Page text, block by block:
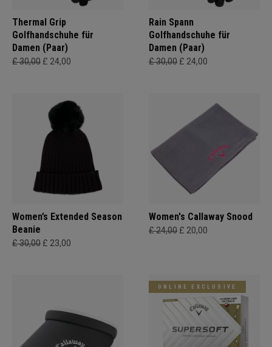
Thermal Grip
Golfhandschuhe für
Damen (Paar)
£ 30,00 £ 24,00
Rain Spann
Golfhandschuhe für
Damen (Paar)
£ 30,00 £ 24,00
Women’s Extended Season
Beanie
£ 30,00 £ 23,00
Women's Callaway Snood
£ 24,00 £ 20,00
ONLINE EXCLUSIVE